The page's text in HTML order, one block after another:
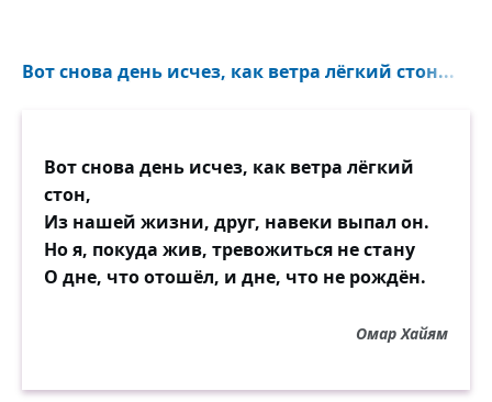
Вот снова день исчез, как ветра лёгкий стон...
Вот снова день исчез, как ветра лёгкий
стон,
Из нашей жизни, друг, навеки выпал он.
Но я, покуда жив, тревожиться не стану
О дне, что отошёл, и дне, что не рождён.
Омар Хайям